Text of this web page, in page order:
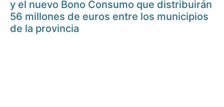
y el nuevo Bono Consumo que distribuirán
56 millones de euros entre los municipios
de la provincia